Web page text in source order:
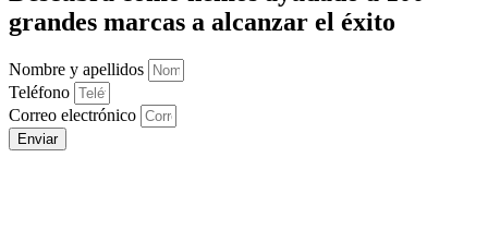
grandes marcas a alcanzar el éxito
Nombre y apellidos
Teléfono
Correo electrónico
Enviar